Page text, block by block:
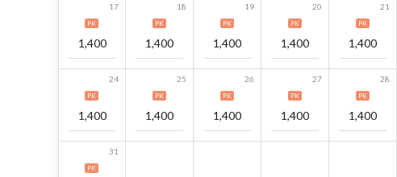
17
PK
1,400
18
PK
1,400
19
PK
1,400
20
PK
1,400
21
PK
1,400
24
PK
1,400
25
PK
1,400
26
PK
1,400
27
PK
1,400
28
PK
1,400
31
PK